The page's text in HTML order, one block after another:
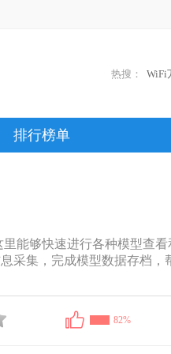
热搜： WiFi
排行榜单
能够快速进行各种模型查看
采集，完成模型数据存档，
82%